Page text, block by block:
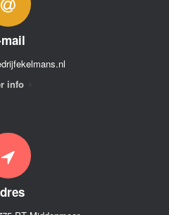
info